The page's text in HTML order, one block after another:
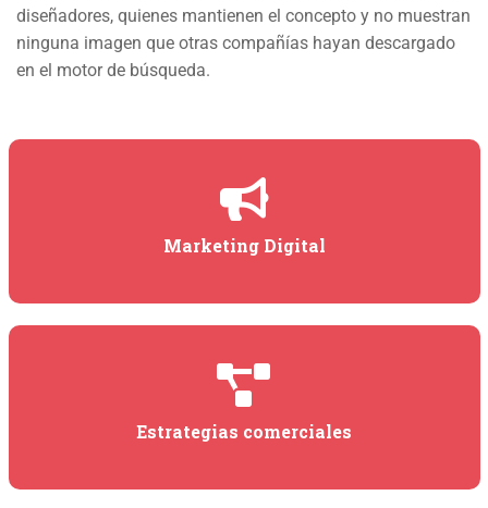
diseñadores, quienes mantienen el concepto y no muestran
ninguna imagen que otras compañías hayan descargado
en el motor de búsqueda.
Marketing Digital
Estrategias comerciales